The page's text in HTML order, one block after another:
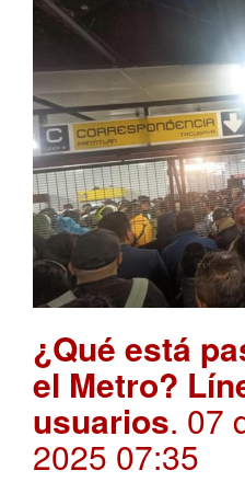
¿Qué está
el Metro?
usuarios. 07
2025 07:35